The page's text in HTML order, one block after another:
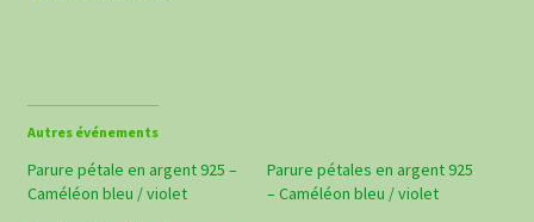
Autres événements
Parure pétale en argent 925 –
Caméléon bleu / violet
Parure pétales en argent 925
– Caméléon bleu / violet